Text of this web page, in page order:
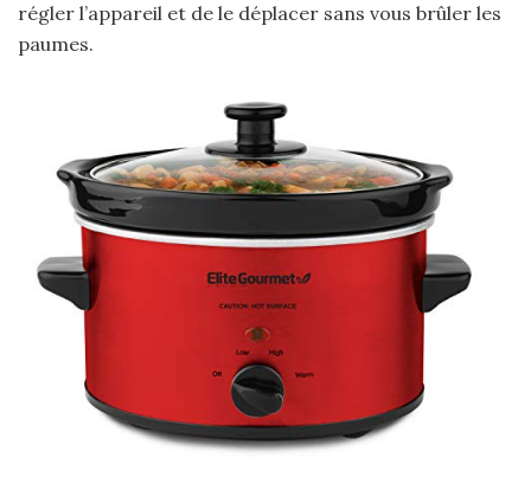
régler l’appareil et de le déplacer sans vous brûler les
paumes.